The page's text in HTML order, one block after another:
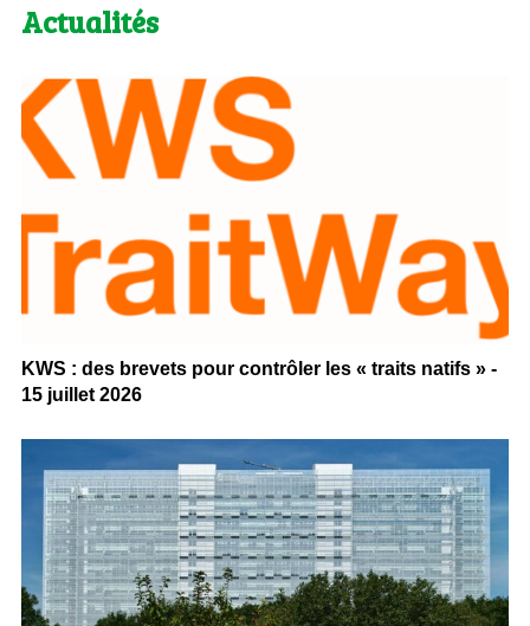
Actualités
KWS : des brevets pour contrôler les « traits natifs » -
15 juillet 2026